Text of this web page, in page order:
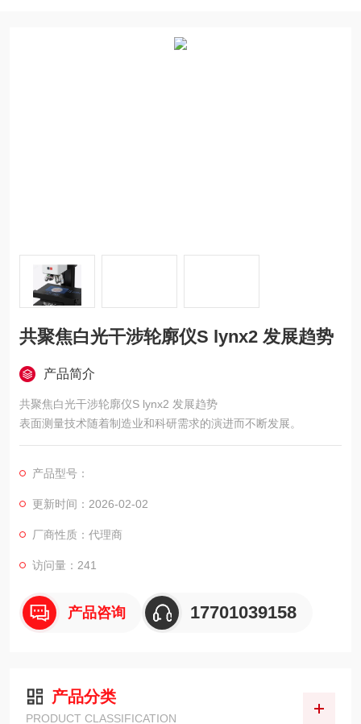
共聚焦白光干涉轮廓仪S lynx2 发展趋势
产品简介
共聚焦白光干涉轮廓仪S lynx2 发展趋势
表面测量技术随着制造业和科研需求的演进而不断发展。
产品型号：
更新时间：2026-02-02
厂商性质：代理商
访问量：241
产品咨询 17701039158
产品分类
PRODUCT CLASSIFICATION